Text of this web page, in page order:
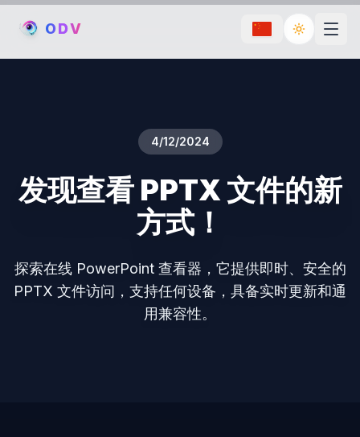
ODV Toggle
4/12/2024
发现查看 PPTX 文件的新
方式！
探索在线 PowerPoint 查看器，它提供即时、安全的
PPTX 文件访问，支持任何设备，具备实时更新和通
用兼容性。